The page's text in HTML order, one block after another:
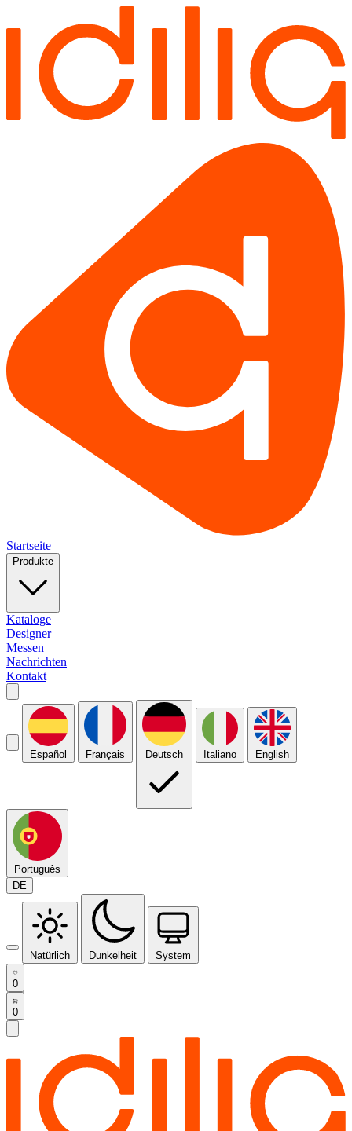
Startseite
Produkte
Kataloge
Designer
Messen
Nachrichten
Kontakt
Español Français Deutsch Italiano English
Português
DE
Natürlich Dunkelheit System
0
0